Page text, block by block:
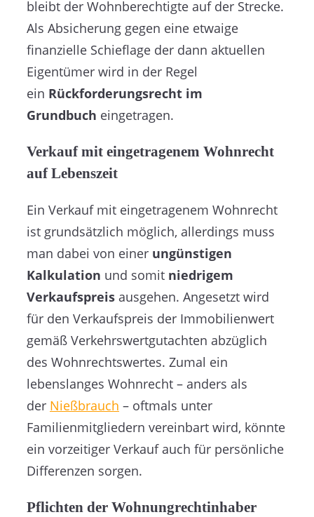
bleibt der Wohnberechtigte auf der Strecke.
Als Absicherung gegen eine etwaige
finanzielle Schieflage der dann aktuellen
Eigentümer wird in der Regel
ein Rückforderungsrecht im
Grundbuch eingetragen.
Verkauf mit eingetragenem Wohnrecht
auf Lebenszeit
Ein Verkauf mit eingetragenem Wohnrecht
ist grundsätzlich möglich, allerdings muss
man dabei von einer ungünstigen
Kalkulation und somit niedrigem
Verkaufspreis ausgehen. Angesetzt wird
für den Verkaufspreis der Immobilienwert
gemäß Verkehrswertgutachten abzüglich
des Wohnrechtswertes. Zumal ein
lebenslanges Wohnrecht – anders als
der Nießbrauch – oftmals unter
Familienmitgliedern vereinbart wird, könnte
ein vorzeitiger Verkauf auch für persönliche
Differenzen sorgen.
Pflichten der Wohnungrechtinhaber